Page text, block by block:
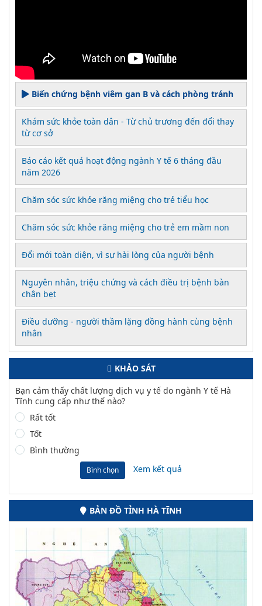
Biến chứng bệnh viêm gan B và cách phòng tránh
Khám sức khỏe toàn dân - Từ chủ trương đến đổi thay
từ cơ sở
Báo cáo kết quả hoạt động ngành Y tế 6 tháng đầu
năm 2026
Chăm sóc sức khỏe răng miệng cho trẻ tiểu học
Chăm sóc sức khỏe răng miệng cho trẻ em mầm non
Đổi mới toàn diện, vì sự hài lòng của người bệnh
Nguyên nhân, triệu chứng và cách điều trị bệnh bàn
chân bẹt
Điều dưỡng - người thầm lặng đồng hành cùng bệnh
nhân
KHẢO SÁT
Bạn cảm thấy chất lượng dịch vụ y tế do ngành Y tế Hà
Tĩnh cung cấp như thế nào?
Rất tốt
Tốt
Bình thường
Bình chọn Xem kết quả
BẢN ĐỒ TỈNH HÀ TĨNH